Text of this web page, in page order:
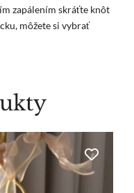
zapálením skráťte knôt
môžete si vybrať